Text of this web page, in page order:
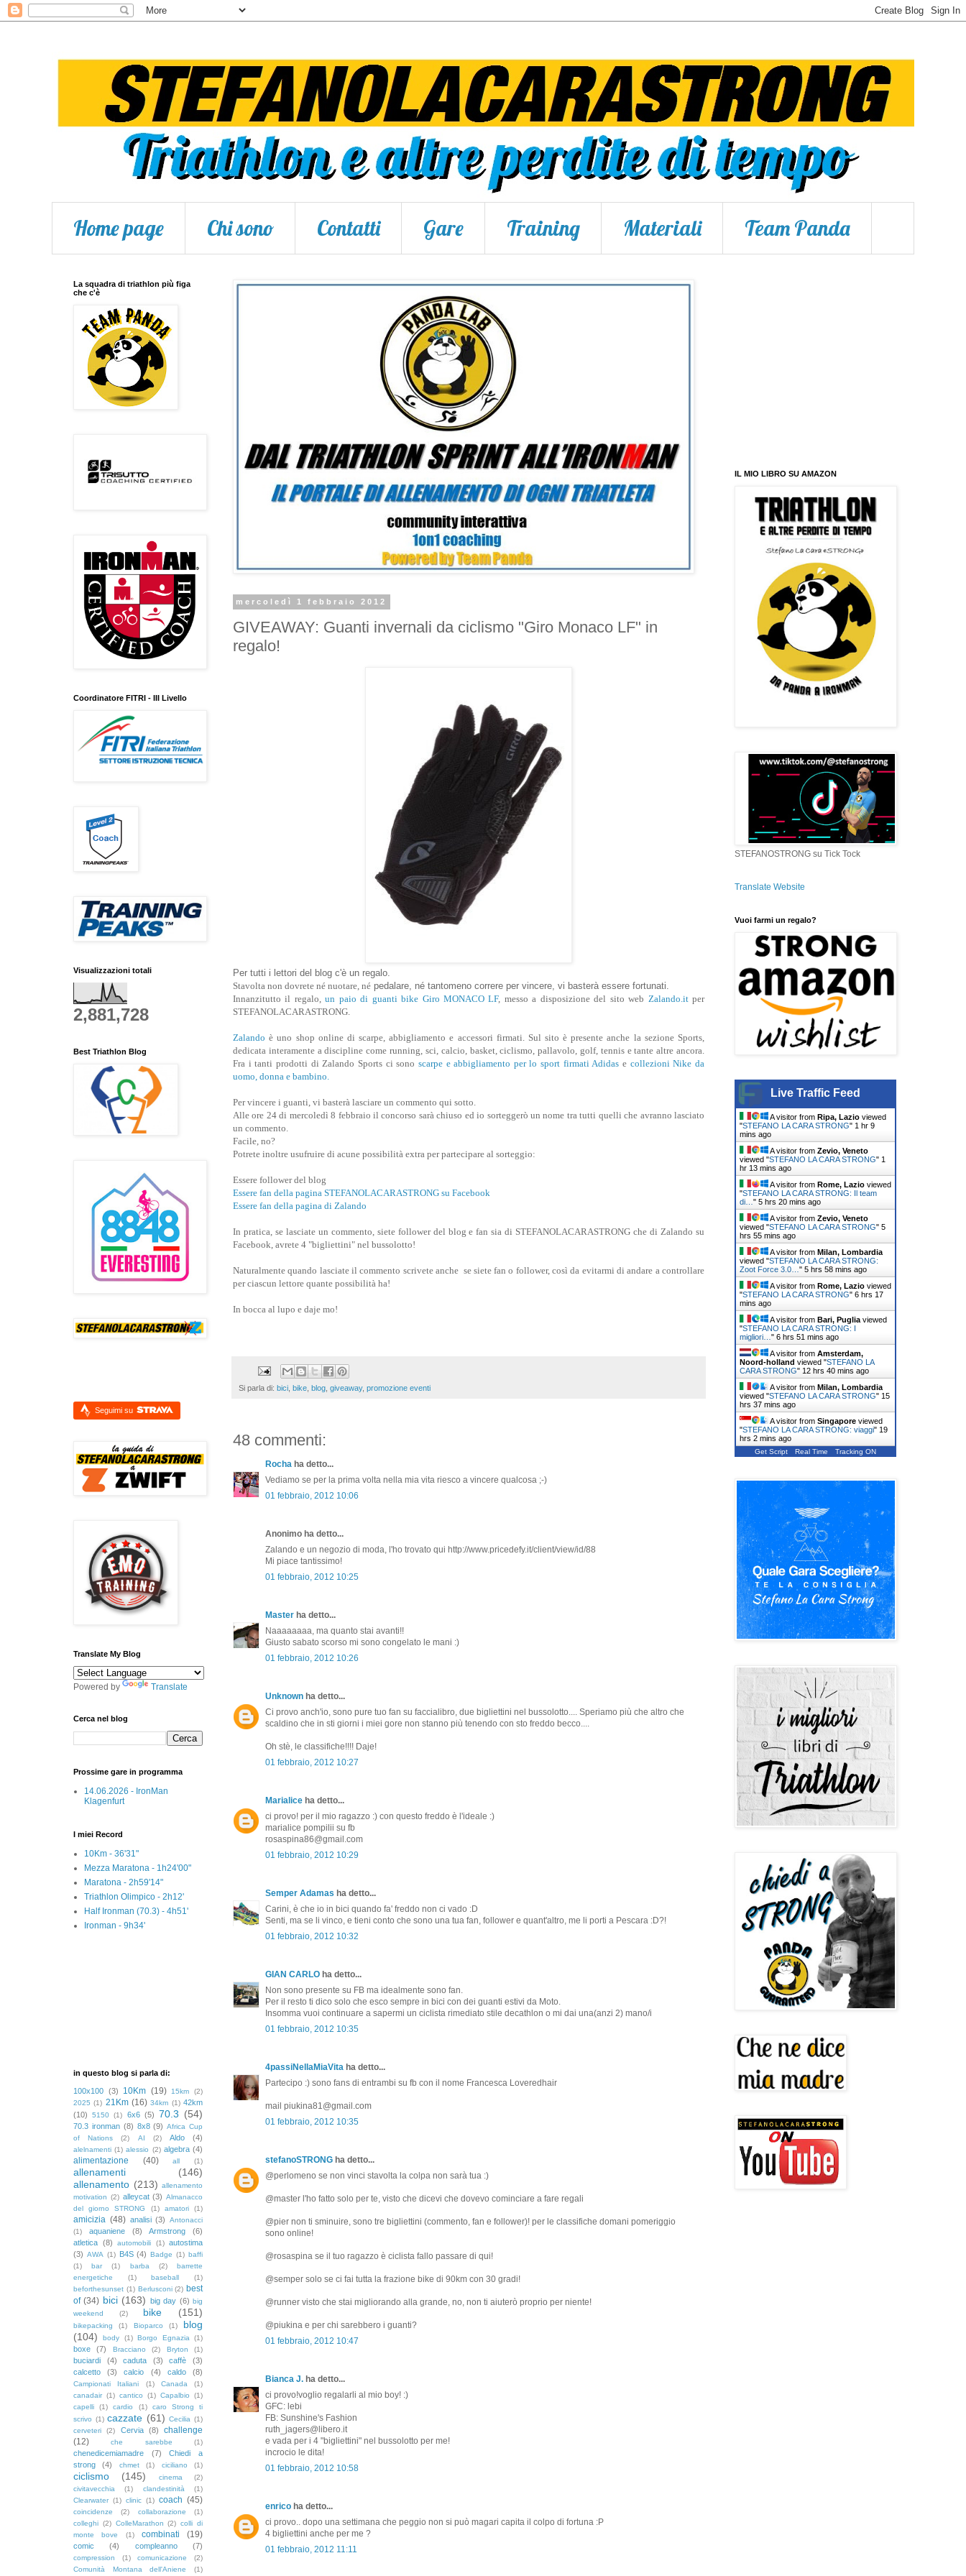
Home page Chi sono Contatti Gare Training Materiali Team Panda
mercoledì 1 febbraio 2012
GIVEAWAY: Guanti invernali da ciclismo "Giro Monaco LF" in
regalo!
Per tutti i lettori del blog c'è un regalo.
Stavolta non dovrete né nuotare, né pedalare, né tantomeno correre per vincere, vi basterà essere fortunati.
Innanzitutto il regalo,un paio di guanti bike Giro MONACO LF, messo a disposizione del sito web Zalando.itper
STEFANOLACARASTRONG.
Zalando è uno shop online di scarpe, abbigliamento e accessori firmati. Sul sito è presente anche la sezione Sports,
dedicata interamente a discipline come running, sci, calcio, basket, ciclismo, pallavolo, golf, tennis e tante altre ancora.
Fra i tanti prodotti di Zalando Sports ci sono scarpe e abbigliamento per lo sport firmati Adidas e collezioni Nike da
uomo, donna e bambino.
Per vincere i guanti, vi basterà lasciare un commento qui sotto.
Alle ore 24 di mercoledì 8 febbraio il concorso sarà chiuso ed io sorteggerò un nome tra tutti quelli che avranno lasciato
un commento.
Facile, no?
Potrete inoltre usufruire di acune possibilità extra per partecipare al sorteggio:
Essere follower del blog
Essere fan della pagina STEFANOLACARASTRONG su Facebook
Essere fan della pagina di Zalando
In pratica, se lasciate un commento, siete follower del blog e fan sia di STEFANOLACARASTRONG che di Zalando su
Facebook, avrete 4 "bigliettini" nel bussolotto!
Naturalmente quando lasciate il commento scrivete anche se siete fan o follower, così da evitarmi di andare a controllare
per ciascun lettore quante possibilità ha!
In bocca al lupo e daje mo!
Si parla di: bici bike blog giveaway, promozione eventi
48 commenti:
Rocha ha detto...
Vediamo se per la prima volta nella mia vita riesco a vincere qualcosa ;-)
01 febbraio, 2012 10:06
Anonimo ha detto...
Zalando e un negozio di moda, l'ho trovato qui http://www.pricedefy.it/client/view/id/88
Mi piace tantissimo!
01 febbraio, 2012 10:25
Master ha detto...
Naaaaaaaa, ma quanto stai avanti!!
Giusto sabato scorso mi sono congelato le mani :)
01 febbraio, 2012 10:26
Unknown ha detto...
Ci provo anch'io, sono pure tuo fan su faccialibro, due bigliettini nel bussolotto.... Speriamo più che altro che
scaldino che in sti giorni i miei gore non stanno più tenendo con sto freddo becco....
Oh stè, le classifiche!!!! Daje!
01 febbraio, 2012 10:27
Marialice ha detto...
ci provo! per il mio ragazzo :) con questo freddo è l'ideale :)
marialice pompilii su fb
rosaspina86@gmail.com
01 febbraio, 2012 10:29
Semper Adamas ha detto...
Carini, è che io in bici quando fa' freddo non ci vado :D
Senti, ma se li vinco, e tieni conto che sono una tua fan, follower e quant'altro, me li porti a Pescara :D?!
01 febbraio, 2012 10:32
GIAN CARLO ha detto...
Non sono presente su FB ma idealmente sono fan.
Per il resto ti dico solo che esco sempre in bici con dei guanti estivi da Moto.
Insomma vuoi continuare a sapermi un ciclista rimediato stile decathlon o mi dai una(anzi 2) mano/i
01 febbraio, 2012 10:35
4passiNellaMiaVita ha detto...
Partecipo :) sono fans di entrambi su fb con il nome Francesca Loveredhair
mail piukina81@gmail.com
01 febbraio, 2012 10:35
stefanoSTRONG ha detto...
@perlomeno se non vinci stavolta la colpa non sarà tua :)
@master l'ho fatto solo per te, visto che dicevi che dovevo cominciare a fare regali
@pier non ti sminuire, sono tre bigliettini (commento, fan e follower)! per le classifiche domani pomeriggio
sono online!
@rosaspina se il tuo ragazzo è ciclista fallo passare di qui!
@semper solo se ci fai tutta la frazione bike di 90km con 30 gradi!
@runner visto che stai migliorando alla grande, no, non ti aiuterò proprio per niente!
@piukina e per chi sarebbero i guanti?
01 febbraio, 2012 10:47
Bianca J. ha detto...
ci provo!voglio regalarli al mio boy! :)
GFC: lebi
FB: Sunshine's Fashion
ruth_jagers@libero.it
e vada per i 4 "bigliettini" nel bussolotto per me!
incrocio le dita!
01 febbraio, 2012 10:58
enrico ha detto...
ci provo.. dopo una settimana che peggio non si può magari capita il colpo di fortuna :P
4 bigliettini anche per me ?
01 febbraio, 2012 11:11
La squadra di triathlon più figa
che c'è
Coordinatore FITRI - III Livello
Visualizzazioni totali
2,881,728
Best Triathlon Blog
Seguimi su
Translate My Blog
Powered by Translate
Cerca nel blog
Prossime gare in programma
14.06.2026 - IronMan
Klagenfurt
I miei Record
10Km - 36'31"
Mezza Maratona - 1h24'00"
Maratona - 2h59'14"
Triathlon Olimpico - 2h12'
Half Ironman (70.3) - 4h51'
Ironman - 9h34'
in questo blog si parla di:
100x100 (3) 10Km (19) 15km
(2)
2025 (1) 21Km (16) 34km (1) 42km
(10)
5150 (1) 6x6 (5) 70.3 (54)
70.3 ironman (8) 8x8 (9) Africa Cup
of Nations
(2) AI (2) Aldo (4)
alelnamenti (1) alessio (2) algebra (4)
alimentazione (40) all (1)
allenamenti
(146)
allenamento (213) allenamento
motivation (2) alleycat (3) Almanacco
del giorno STRONG
(1) amatori (1)
amicizia (48) analisi (3)
Antonacci
(1)
aquaniene (8) Armstrong
(6)
atletica (8) automobili (1) autostima
(3) AWA (1) B4S (4) Badge (1) baffi
(1)
bar (1) barba (2)
barrette
energetiche
(1) baseball
(1)
beforthesunset (1) Berlusconi (2) best
of (34) bici (163) big day (6) big
weekend
(2) bike (151)
bikepacking (1) Bioparco (1)
blog
(104)
body (1) Borgo Egnazia (1)
boxe (7) Bracciano (2) Bryton (1)
buciardi (4) caduta (3) caffè
(3)
calcetto
(3) calcio (4) caldo (8)
Campionati Italiani (1) Canada
(1)
canadair (1) cantico (1) Capalbio
(1)
capelli
(1) cardio (1)
caro Strong ti
scrivo (1) cazzate (61) Cecilia (1)
cerveteri
(2) Cervia (8)
challenge
(12)
che sarebbe (1)
chenedicemiamadre (7)
Chiedi a
strong
(4) chmet (1) ciciliano (1)
ciclismo (145) cinema
(2)
civitavecchia
(1) clandestinità
(1)
Clearwater (1) clinic (1) coach (45)
coincidenze (2) collaborazione
(1)
colleghi (2) ColleMarathon (2) colli di
monte bove
(1) combinati (19)
comic (4) compleanno (7)
compression (1) comunicazione
(2)
Comunità Montana dell'Aniene
(1)
IL MIO LIBRO SU AMAZON
STEFANOSTRONG su Tick Tock
Translate Website
Vuoi farmi un regalo?
Live Traffic Feed
A visitor from Ripa, Lazio viewed
"STEFANO LA CARA STRONG" 1 hr 9
mins ago
A visitor from Zevio, Veneto
viewed "STEFANO LA CARA STRONG" 1
hr 13 mins ago
A visitor from Rome, Lazio viewed
"STEFANO LA CARA STRONG: Il team
di… " 5 hrs 20 mins ago
A visitor from Zevio, Veneto
viewed "STEFANO LA CARA STRONG" 5
hrs 55 mins ago
A visitor from Milan, Lombardia
viewed "STEFANO LA CARA STRONG:
Zoot Force 3.0… " 5 hrs 59 mins ago
A visitor from Rome, Lazio viewed
"STEFANO LA CARA STRONG" 6 hrs 17
mins ago
A visitor from Bari, Puglia viewed
"STEFANO LA CARA STRONG: I
migliori… " 6 hrs 51 mins ago
A visitor from Amsterdam,
Noord-holland viewed "STEFANO LA
CARA STRONG" 12 hrs 40 mins ago
A visitor from Milan, Lombardia
viewed "STEFANO LA CARA STRONG" 15
hrs 37 mins ago
A visitor from Singapore viewed
"STEFANO LA CARA STRONG: viaggi" 19
hrs 2 mins ago
Get Script Real Time Tracking ON